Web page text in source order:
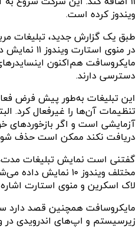
ویندوز کرده است.
طبق یک گزارش جدید، تبلیغات
در منوی
مایکروسافت هم‌اکنون
دسترسی دارند.
این تبلیغات به‌طور پیش فرض
تنظیمات آن‌ها را غیرفعال کرد.
آزمایشی است و اگر بازخوردهای
دریافت نکند ممکن است حذف
گفتنی است نمایش تبلیغات
مختلف ویندوز ۱۰
لاک اسکرین و منوی استارت
مایکروسافت همچنین قصد دارد
زیرسیستم و اپ‌های اندرویدی در ویندوز ۱۱